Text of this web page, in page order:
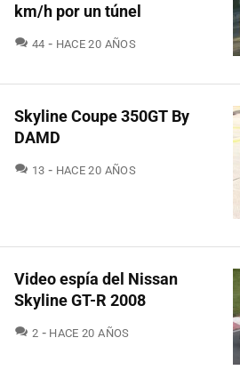
km/h por un túnel
44 COMENTARIOS
HACE 20 AÑOS
Skyline Coupe 350GT By
DAMD
13 COMENTARIOS
HACE 20 AÑOS
Video espía del Nissan
Skyline GT-R 2008
2 COMENTARIOS
HACE 20 AÑOS